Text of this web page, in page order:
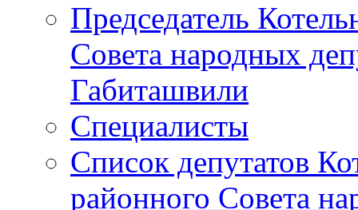
Председатель
Совета народных
Габиташвили
Специалисты
Список депутатов
районного Совета